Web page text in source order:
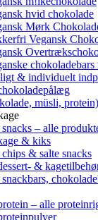
hvid chokolade
Mørk
Vegansk
chokoladebars
& individuelt
müsli, protein)
snacks – alle
& kiks
& salte snacks
&
snackbars,
– alle